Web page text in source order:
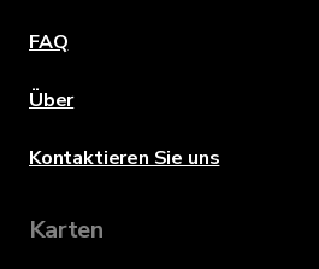
FAQ
Über
Kontaktieren Sie uns
Karten